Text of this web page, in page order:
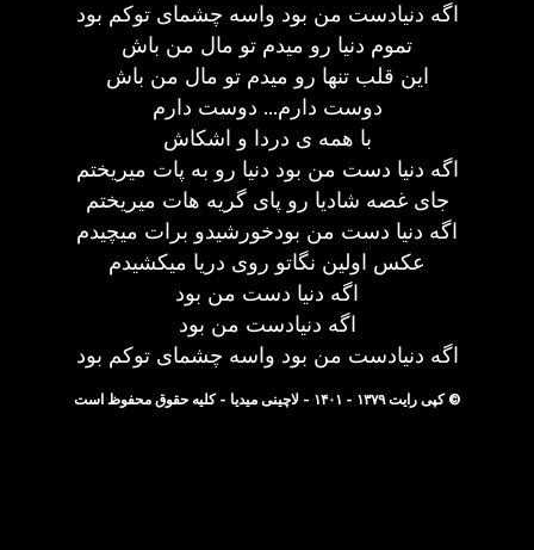
اگه دنیادست من بود واسه چشمای توکم بود
تموم دنیا رو میدم تو مال من باش
این قلب تنها رو میدم تو مال من باش
دوست دارم... دوست دارم
با همه ی دردا و اشکاش
اگه دنیا دست من بود دنیا رو به پات میریختم
جای غصه شادیا رو پای گریه هات میریختم
اگه دنیا دست من بودخورشیدو برات میچیدم
عکس اولین نگاتو روی دریا میکشیدم
اگه دنیا دست من بود
اگه دنیادست من بود
اگه دنیادست من بود واسه چشمای توکم بود
© کپی رایت ۱۳۷۹ - ۱۴۰۱ - لاچینی میدیا - کلیه حقوق محفوظ است